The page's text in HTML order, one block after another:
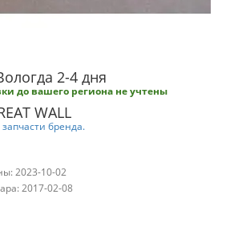
2-4 дня
до вашего региона не учтены
WALL
бренда.
2023-10-02
2017-02-08